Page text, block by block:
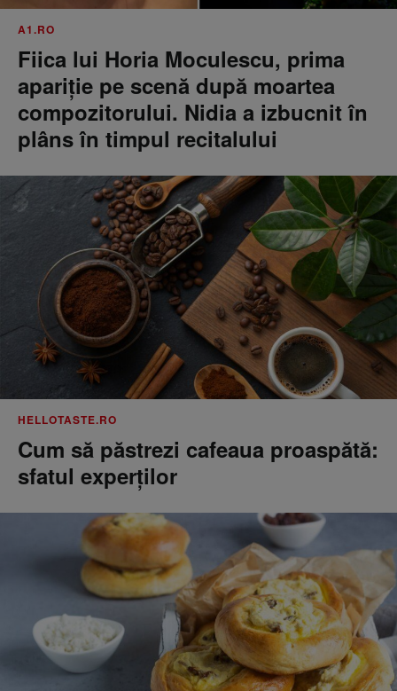
A1.RO
Fiica lui Horia Moculescu, prima
apariție pe scenă după moartea
compozitorului. Nidia a izbucnit în
plâns în timpul recitalului
HELLOTASTE.RO
Cum să păstrezi cafeaua proaspătă:
sfatul experților